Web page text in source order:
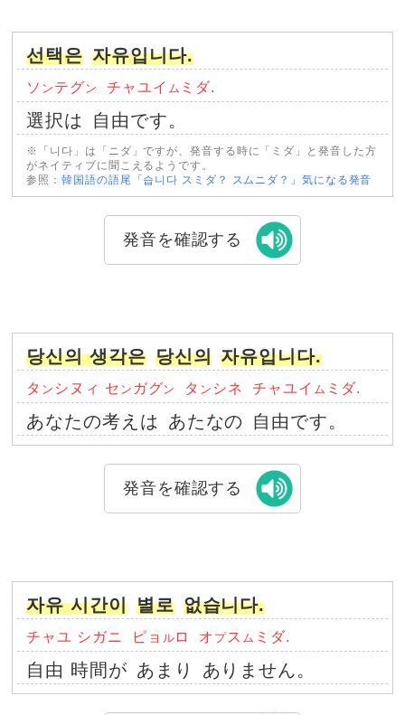
선택은 자유입니다.
ソ ン テグン チャユイ ム ミダ.
選択は 自由です。
※「니다」は「ニダ」ですが、発音する時に「ミダ」と発音した方
がネイティブに聞こえるようです。
参照：韓国語の語尾「습니다 スミダ？ スムニダ？」気になる発音
発音を確認する
당신의 생각은 당신의 자유입니다.
タ ン シヌィ セ ン ガグン タ ン シネ チャユイ ム ミダ.
あなたの考えは あたなの 自由です。
発音を確認する
자유 시간이 별로 없습니다.
チャユ シガニ ピョ ル ロ オ プス ム ミダ.
自由 時間が あまり ありません。